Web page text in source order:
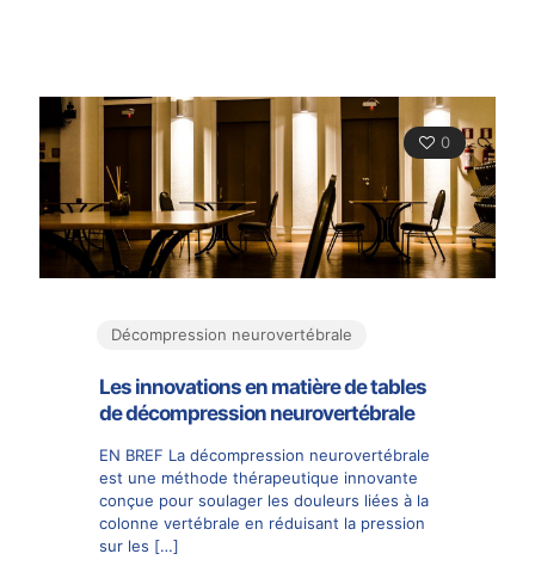
0
Décompression neurovertébrale
Les innovations en matière de tables
de décompression neurovertébrale
EN BREF La décompression neurovertébrale
est une méthode thérapeutique innovante
conçue pour soulager les douleurs liées à la
colonne vertébrale en réduisant la pression
sur les […]